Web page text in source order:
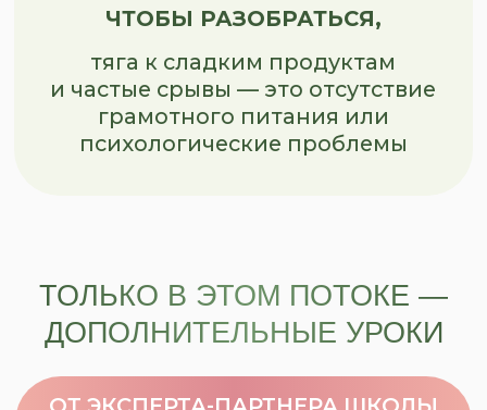
с весом
КУРСА
ТЕОРЕТИЧЕСКАЯ ЧАСТЬ